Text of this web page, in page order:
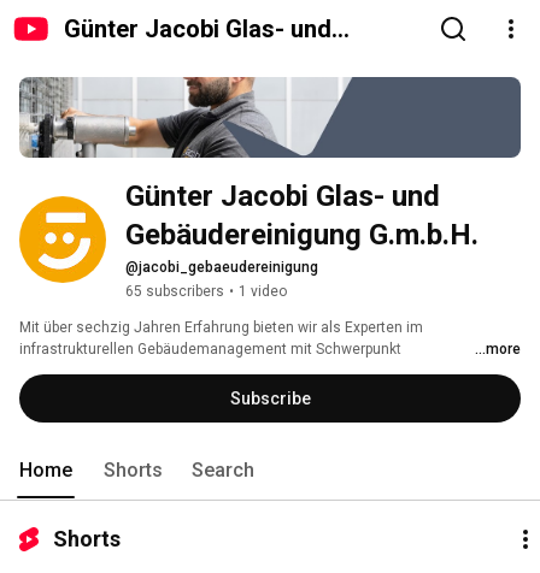
Günter Jacobi Glas- und
Günter Jacobi Glas- und
Gebäudereinigung G.m.b.H.
@jacobi_gebaeudereinigung
65 subscribers • 1 video
Mit über sechzig Jahren Erfahrung bieten wir als Experten im
infrastrukturellen Gebäudemanagement mit Schwerpunkt
Gebäudereinigung maßgeschneiderte Dienstleistungen für Unternehmen
und öffentliche Auftraggeber an.
...more
Subscribe
Home Shorts Search
Shorts